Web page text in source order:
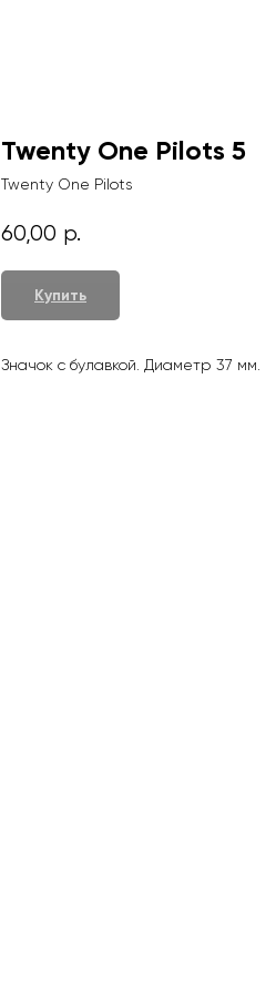
Twenty One Pilots 5
Twenty One Pilots
60,00 р.
Купить
Значок с булавкой. Диаметр 37 мм.